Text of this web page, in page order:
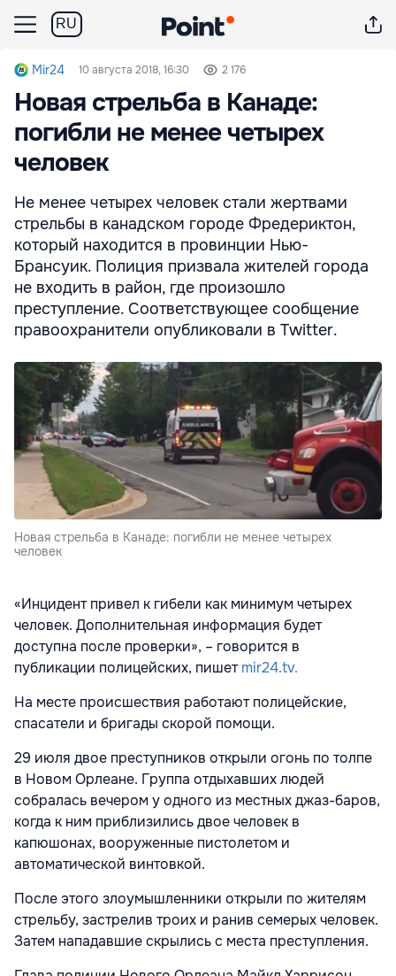
RU
Mir24 10 августа 2018, 16:30 2 176
Новая стрельба в Канаде:
погибли не менее четырех
человек
Не менее четырех человек стали жертвами
стрельбы в канадском городе Фредериктон,
который находится в провинции Нью-
Брансуик. Полиция призвала жителей города
не входить в район, где произошло
преступление. Соответствующее сообщение
правоохранители опубликовали в Twitter.
Новая стрельба в Канаде: погибли не менее четырех
человек
«Инцидент привел к гибели как минимум четырех
человек. Дополнительная информация будет
доступна после проверки», – говорится в
публикации полицейских, пишетmir24.tv.
На месте происшествия работают полицейские,
спасатели и бригады скорой помощи.
29 июля двое преступников открыли огонь по толпе
в Новом Орлеане. Группа отдыхавших людей
собралась вечером у одного из местных джаз-баров,
когда к ним приблизились двое человек в
капюшонах, вооруженные пистолетом и
автоматической винтовкой.
После этого злоумышленники открыли по жителям
стрельбу, застрелив троих и ранив семерых человек.
Затем нападавшие скрылись с места преступления.